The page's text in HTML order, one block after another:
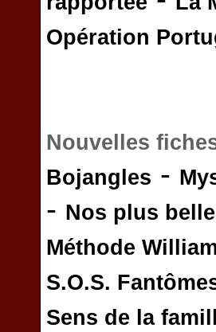
Opération
Nouvelles
Bojangles -
- Nos plus
Méthode
S.O.S.
Sens de la